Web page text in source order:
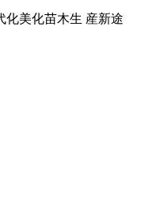
化美化苗木生 産新途